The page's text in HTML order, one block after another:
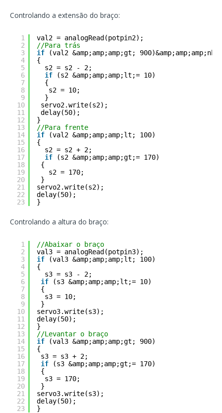
Controlando a extensão do braço:
1
2
3
4
5
6
7
8
9
10
11
12
13
14
15
16
17
18
19
20
21
22
23
val2 = analogRead(potpin2);
//Para trás
if
(val2 &amp;amp;amp;gt;
{
s2 = s2 - 2;
if
(s2 &amp;amp;amp;lt;= 10)
{
s2 = 10;
}
servo2.write(s2);
delay(50);
}
//Para frente
if
(val2 &amp;amp;amp;lt; 100)
{
s2 = s2 + 2;
if
(s2 &amp;amp;amp;gt;= 170)
{
s2 = 170;
}
servo2.write(s2);
delay(50);
}
Controlando a altura do braço:
1
2
3
4
5
6
7
8
9
10
11
12
13
14
15
16
17
18
19
20
21
22
23
//Abaixar o braço
val3 = analogRead(potpin3);
if
(val3 &amp;amp;amp;lt; 100)
{
s3 = s3 - 2;
if
(s3 &amp;amp;amp;lt;= 10)
{
s3 = 10;
}
servo3.write(s3);
delay(50);
}
//Levantar o braço
if
(val3 &amp;amp;amp;gt; 900)
{
s3 = s3 + 2;
if
(s3 &amp;amp;amp;gt;= 170)
{
s3 = 170;
}
servo3.write(s3);
delay(50);
}